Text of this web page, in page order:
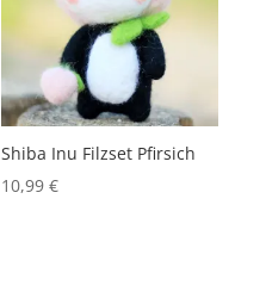
Shiba Inu Filzset Pfirsich
10,99 €